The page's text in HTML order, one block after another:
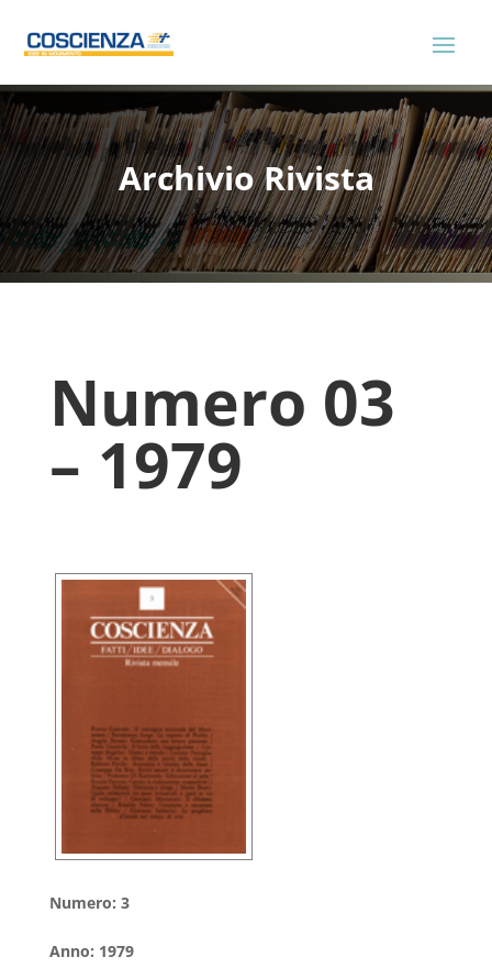
Archivio Rivista
Numero 03
– 1979
Numero: 3
Anno: 1979